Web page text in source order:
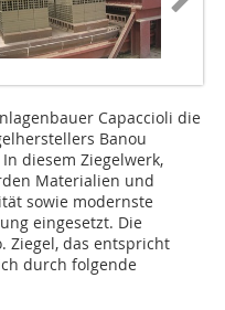
Capaccioli die
Banou
diesem Ziegelwerk,
Materialien und
sowie modernste
eingesetzt. Die
Ziegel, das entspricht
durch folgende